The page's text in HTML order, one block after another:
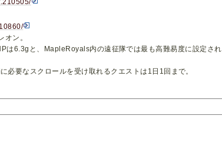
ン。
は6.3gと、MapleRoyals内の遠征隊では最も高難易度に設定され
必要なスクロールを受け取れるクエストは1日1回まで。